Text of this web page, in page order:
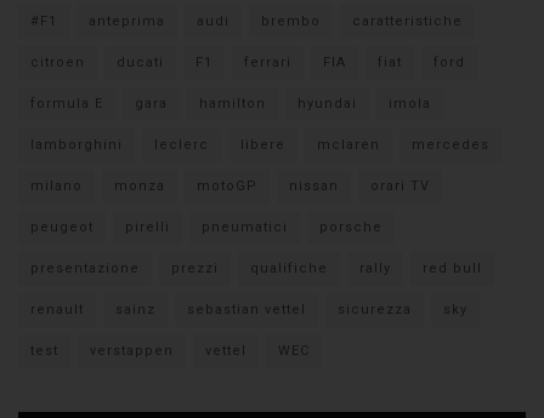
#F1 anteprima audi brembo caratteristiche
citroen ducati F1 ferrari FIA fiat ford
formula E gara hamilton hyundai imola
lamborghini leclerc libere mclaren mercedes
milano monza motoGP nissan orari TV
peugeot pirelli pneumatici porsche
presentazione prezzi qualifiche rally red bull
renault sainz sebastian vettel sicurezza sky
test verstappen vettel WEC